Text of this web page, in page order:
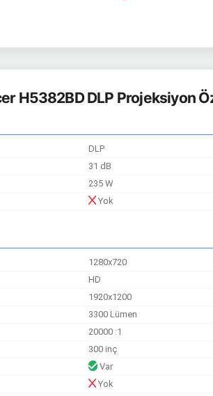
H5382BD DLP Projeksiyon
DLP
31 dB
235 W
Yok
1280x720
HD
1920x1200
3300 Lümen
20000 :1
300 inç
Var
Yok